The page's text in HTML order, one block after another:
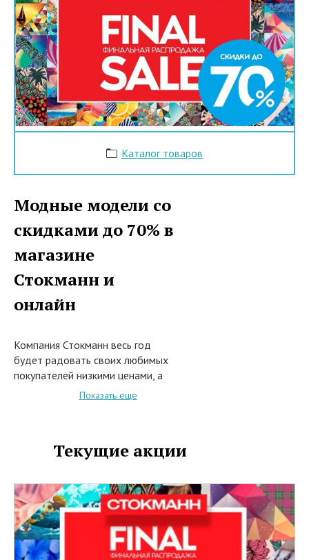
Каталог товаров
Модные модели со
скидками до 70% в
магазине
Стокманн и
онлайн
Компания Стокманн весь год
будет радовать своих любимых
покупателей низкими ценами, а
также супер-предложениями и
С 1 мая 2022 года при покупке в
заказе из каталога на сайте
интернет-
магазина stockmann.ru модных
моделей одежды, обуви и
аксессуаров для мужчин, женщин
и детей известных знаменитых
Показать еще
Текущие акции